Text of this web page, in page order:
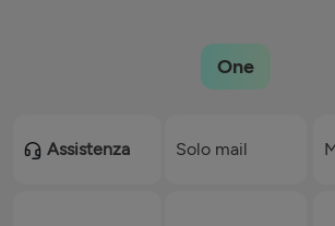
One
Assistenza Solo mail